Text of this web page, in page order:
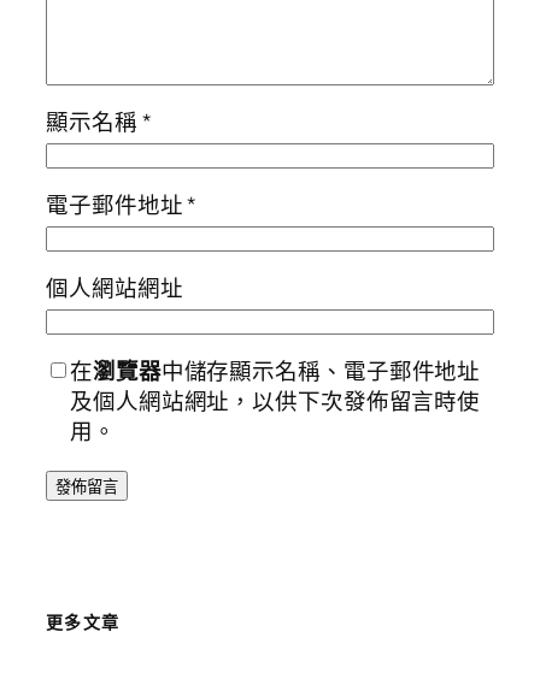
顯示名稱*
電子郵件地址*
個人網站網址
在瀏覽器中儲存顯示名稱、電子郵件地址
及個人網站網址，以供下次發佈留言時使
用。
更多文章